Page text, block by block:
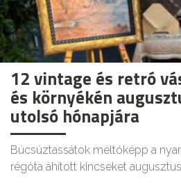
12 vintage és retró
és környékén
utolsó hónapjára
Búcsúztassátok méltóképp a
régóta áhított kincseket